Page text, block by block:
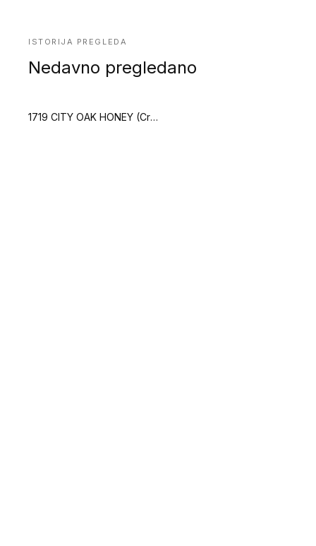
ISTORIJA PREGLEDA
Nedavno pregledano
1719 CITY OAK HONEY (Creation 70)